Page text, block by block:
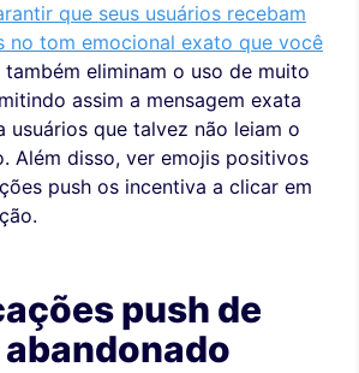
que seus usuários recebam
no tom emocional exato que você
também eliminam o uso de muito
assim a mensagem exata
usuários que talvez não leiam o
Além disso, ver emojis positivos
push os incentiva a clicar em
push de